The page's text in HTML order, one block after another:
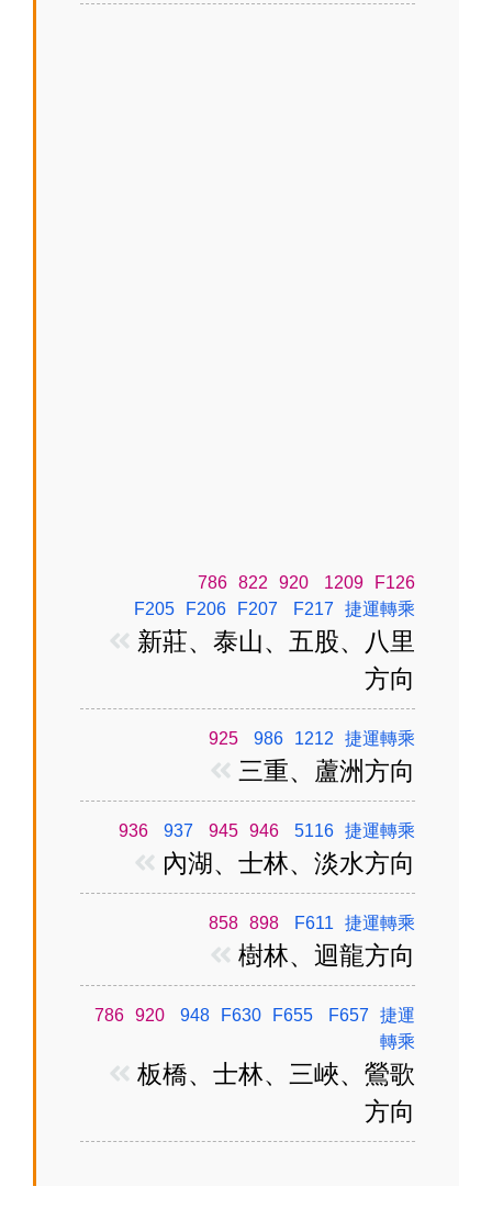
786 822 920 1209
F126
F205
F206 F207 F217 捷運轉乘
新莊、泰山、五股、八里
方向
925 986 1212 捷運轉乘
三重、蘆洲方向
936 937 945 946 5116 捷運轉乘
內湖、士林、淡水方向
858 898 F611 捷運轉乘
樹林、迴龍方向
786 920 948 F630 F655 F657
捷運
轉乘
板橋、士林、三峽、鶯歌
方向